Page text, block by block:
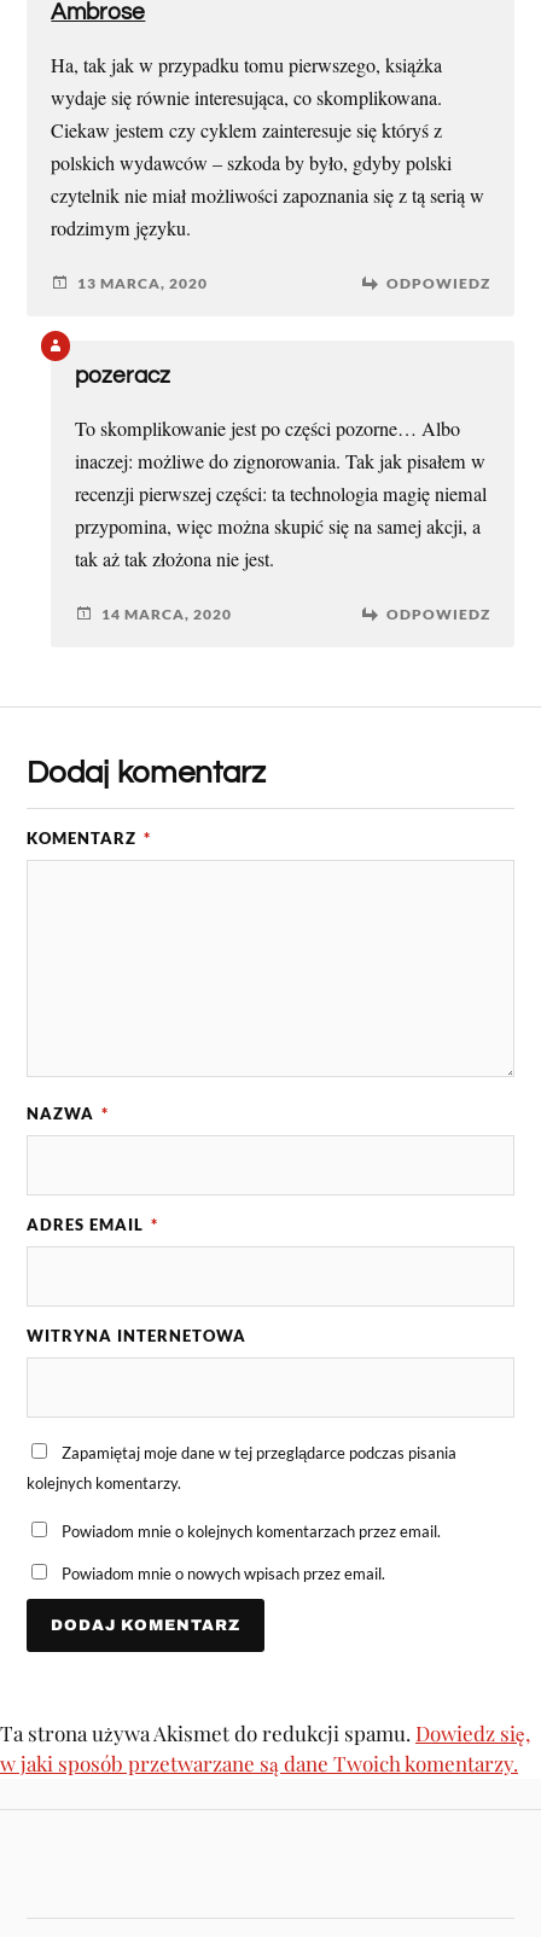
Ambrose
Ha, tak jak w przypadku tomu pierwszego, książka
wydaje się równie interesująca, co skomplikowana.
Ciekaw jestem czy cyklem zainteresuje się któryś z
polskich wydawców – szkoda by było, gdyby polski
czytelnik nie miał możliwości zapoznania się z tą serią w
rodzimym języku.
13 MARCA, 2020 ODPOWIEDZ
pozeracz
To skomplikowanie jest po części pozorne… Albo
inaczej: możliwe do zignorowania. Tak jak pisałem w
recenzji pierwszej części: ta technologia magię niemal
przypomina, więc można skupić się na samej akcji, a
tak aż tak złożona nie jest.
14 MARCA, 2020 ODPOWIEDZ
Dodaj komentarz
KOMENTARZ *
NAZWA *
ADRES EMAIL *
WITRYNA INTERNETOWA
Zapamiętaj moje dane w tej przeglądarce podczas pisania
kolejnych komentarzy.
Powiadom mnie o kolejnych komentarzach przez email.
Powiadom mnie o nowych wpisach przez email.
Ta strona używa Akismet do redukcji spamu. Dowiedz się,
w jaki sposób przetwarzane są dane Twoich komentarzy.